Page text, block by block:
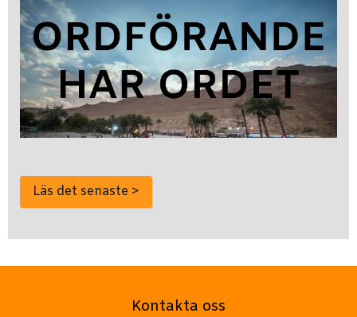
Läs det senaste >
Kontakta oss